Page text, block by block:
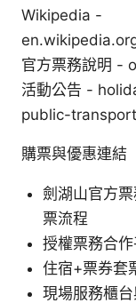
Wikipedia -
官方票務說明 -
活動公告 -
public-
購票與優惠連結
劍湖山官方
票流程
授權票務合
住宿+票券套
現場服務櫃